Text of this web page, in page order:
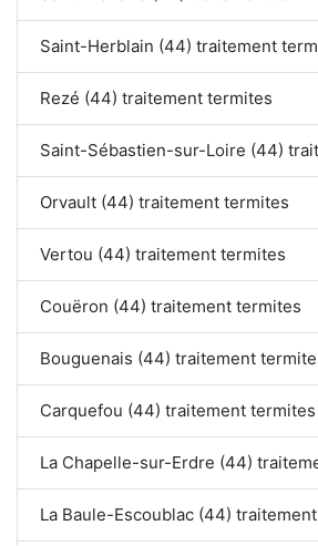
Saint-Herblain (44) traitement
Rezé (44) traitement termites
Saint-Sébastien-sur-Loire (44)
Orvault (44) traitement termites
Vertou (44) traitement termites
Couëron (44) traitement termites
Bouguenais (44) traitement
Carquefou (44) traitement termites
La Chapelle-sur-Erdre (44)
La Baule-Escoublac (44)